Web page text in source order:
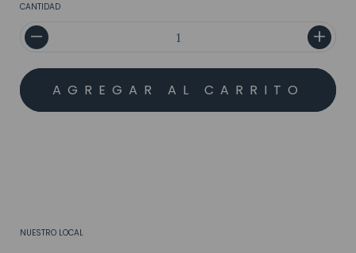
CANTIDAD
NUESTRO LOCAL